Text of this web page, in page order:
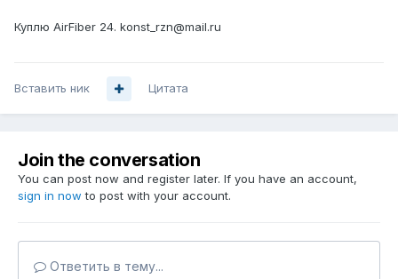
Куплю AirFiber 24. konst_rzn@mail.ru
Вставить ник Цитата
Join the conversation
You can post now and register later. If you have an account,
sign in now to post with your account.
Ответить в тему...